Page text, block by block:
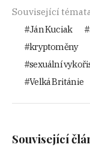
Související
Ján Kuciak
kryptoměny
sexuální
Velká Británie
Související